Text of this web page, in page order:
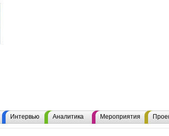
Интервью Аналитика Мероприятия